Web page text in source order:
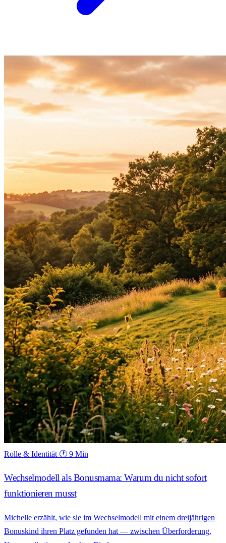
Rolle & Identität 🕐 9 Min
Wechselmodell als Bonusmama: Warum du nicht sofort
funktionieren musst
Michelle erzählt, wie sie im Wechselmodell mit einem dreijährigen
Bonuskind ihren Platz gefunden hat — zwischen Überforderung,